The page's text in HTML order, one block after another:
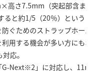
さ7.5mm（突起部含まず
ると約1/5（20％）というコ
ぐためのストラップホール
用する機会が多い方にもお
応。
G-Next※2」に対応し、11n